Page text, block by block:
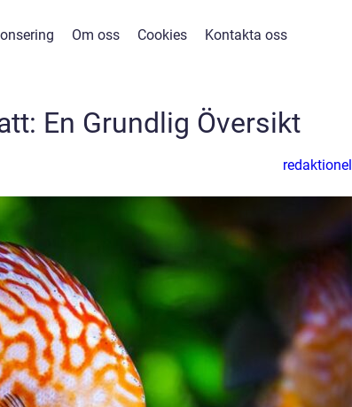
Om oss Cookies Kontakta oss
En Grundlig Översikt
redaktionel